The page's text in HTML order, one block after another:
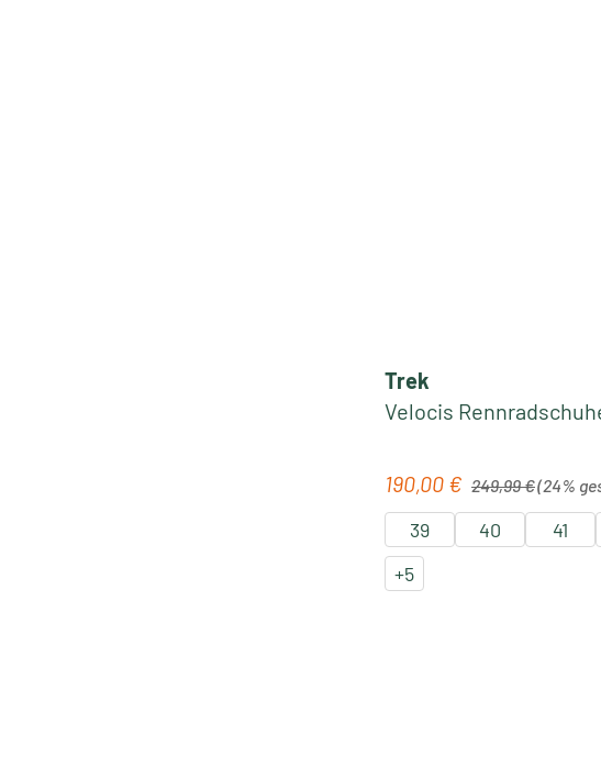
Trek
Velocis
Verkaufspreis:
190,00 € 249,99 €(24%
39 40 41
+5